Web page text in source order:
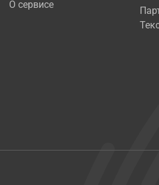
О сервисе